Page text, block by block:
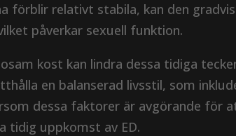
förblir relativt stabila, kan den
påverkar sexuell funktion.
kost kan lindra dessa tidiga
en balanserad livsstil, som
dessa faktorer är avgörande för
tidig uppkomst av ED.